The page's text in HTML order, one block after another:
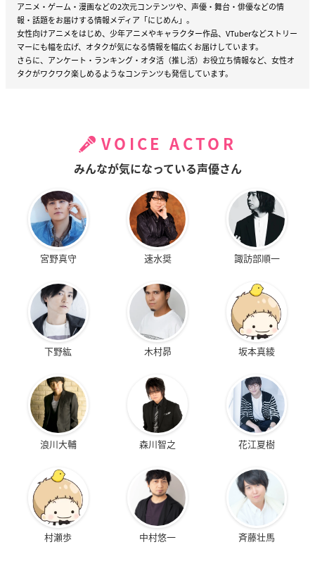
アニメ・ゲーム・漫画などの2次元コンテンツや、声優・舞台・俳優などの情
報・話題をお届けする情報メディア「にじめん」。
女性向けアニメをはじめ、少年アニメやキャラクター作品、VTuberなどストリー
マーにも幅を広げ、オタクが気になる情報を幅広くお届けしています。
さらに、アンケート・ランキング・オタ活（推し活）お役立ち情報など、女性オ
タクがワクワク楽しめるようなコンテンツも発信しています。
VOICE ACTOR
みんなが気になっている声優さん
宮野真守 速水奨 諏訪部順一
下野紘 木村昴 坂本真綾
浪川大輔 森川智之 花江夏樹
村瀬歩 中村悠一 斉藤壮馬